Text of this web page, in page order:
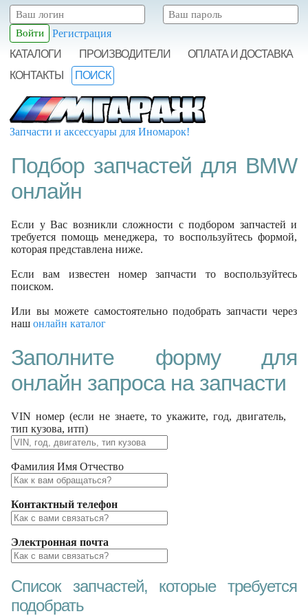
Регистрация
КАТАЛОГИ
ПРОИЗВОДИТЕЛИ
ОПЛАТА И ДОСТАВКА
КОНТАКТЫ
ПОИСК
Запчасти и аксессуары для Иномарок!
Подбор запчастей для BMW
онлайн
Если у Вас возникли сложности с подбором запчастей и
требуется помощь менеджера, то воспользуйтесь формой,
которая представлена ниже.
Если вам известен номер запчасти то воспользуйтесь
поиском.
Или вы можете самостоятельно подобрать запчасти через
наш онлайн каталог
Заполните форму для
онлайн запроса на запчасти
VIN номер (если не знаете, то укажите, год, двигатель,
тип кузова, итп)
Фамилия Имя Отчество
Контактный телефон
Электронная почта
Список запчастей, которые требуется
подобрать